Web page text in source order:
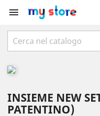

INSIEME NEW
PATENTINO)